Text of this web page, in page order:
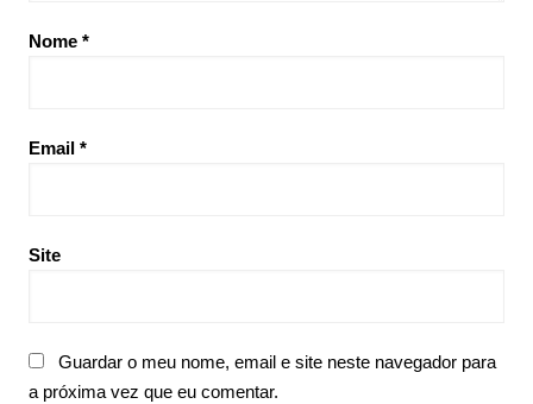
Nome *
Email *
Site
Guardar o meu nome, email e site neste navegador para
a próxima vez que eu comentar.